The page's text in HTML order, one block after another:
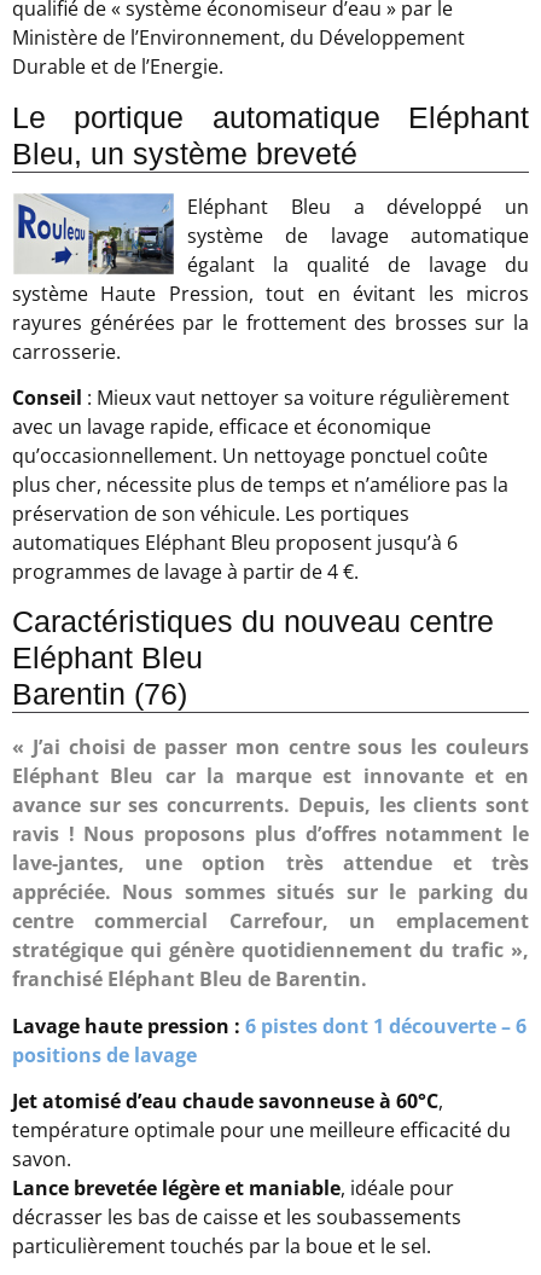
qualifié de « système économiseur d’eau » par le
Ministère de l’Environnement, du Développement
Durable et de l’Energie.
Le portique automatique Eléphant
Bleu, un système breveté
Eléphant Bleu a développé un
système de lavage automatique
égalant la qualité de lavage du
système Haute Pression, tout en évitant les micros
rayures générées par le frottement des brosses sur la
carrosserie.
Conseil : Mieux vaut nettoyer sa voiture régulièrement
avec un lavage rapide, efficace et économique
qu’occasionnellement. Un nettoyage ponctuel coûte
plus cher, nécessite plus de temps et n’améliore pas la
préservation de son véhicule. Les portiques
automatiques Eléphant Bleu proposent jusqu’à 6
programmes de lavage à partir de 4 €.
Caractéristiques du nouveau centre
Eléphant Bleu
Barentin (76)
« J’ai choisi de passer mon centre sous les couleurs
Eléphant Bleu car la marque est innovante et en
avance sur ses concurrents. Depuis, les clients sont
ravis ! Nous proposons plus d’offres notamment le
lave-jantes, une option très attendue et très
appréciée. Nous sommes situés sur le parking du
centre commercial Carrefour, un emplacement
stratégique qui génère quotidiennement du trafic »,
franchisé Eléphant Bleu de Barentin.
Lavage haute pression : 6 pistes dont 1 découverte – 6
positions de lavage
Jet atomisé d’eau chaude savonneuse à 60°C,
température optimale pour une meilleure efficacité du
savon.
Lance brevetée légère et maniable, idéale pour
décrasser les bas de caisse et les soubassements
particulièrement touchés par la boue et le sel.